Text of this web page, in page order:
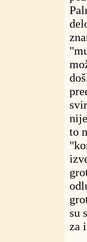
to
su
za